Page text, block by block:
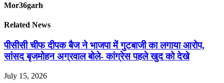
Mor36garh
Related News
पीसीसी चीफ दीपक बैज ने भाजपा में गुटबाजी का लगाया आरोप,
सांसद बृजमोहन अग्रवाल बोले- कांग्रेस पहले खुद को देखे
July 15, 2026